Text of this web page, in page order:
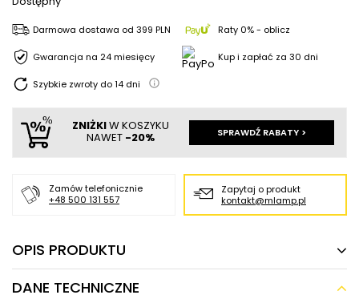
Darmowa dostawa od 399 PLN Raty 0% - oblicz
Gwarancja na 24 miesięcy Kup i zapłać za 30 dni
Szybkie zwroty do14 dni
ZNIŻKIW KOSZYKU
NAWET -20% SPRAWDŹ RABATY >
Zamów telefonicznie
+48 500 131 557
Zapytaj o produkt
kontakt@mlamp.pl
OPIS PRODUKTU
DANE TECHNICZNE